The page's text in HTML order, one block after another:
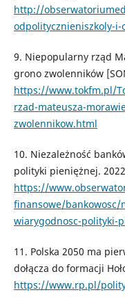
http://
odpolitycznieniszkoly-
9. Niepopularny rząd
grono zwolenników
https://www.tokfm.pl/
rzad-mateusza-
zwolennikow.html
10. Niezależność
polityki pieniężnej.
https://
finansowe/bankowosc/
wiarygodnosc-polityki-
11. Polska 2050 ma
dołącza do formacji
https://www.rp.pl/